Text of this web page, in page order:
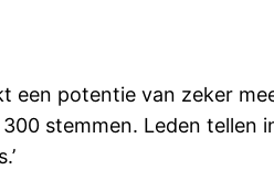
een potentie van zeker
stemmen. Leden tellen